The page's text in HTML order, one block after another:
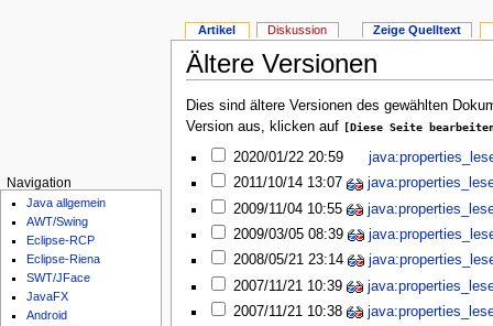
Ältere Versionen
Dies sind ältere Versionen des gewählten
Version aus, klicken auf [Diese Seite
2020/01/22 20:59
2011/10/14 13:07
2009/11/04 10:55
2009/03/05 08:39
2008/05/21 23:14
2007/11/21 10:39
2007/11/21 10:38
Artikel Diskussion Zeige Quelltext
Navigation
Java allgemein
AWT/Swing
Eclipse-RCP
Eclipse-Riena
SWT/JFace
JavaFX
Android